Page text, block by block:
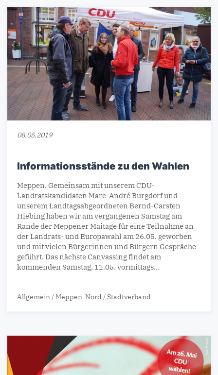
08.05.2019
Informationsstände zu den Wahlen
Meppen. Gemeinsam mit unserem CDU-
Landratskandidaten Marc-André Burgdorf und
unserem Landtagsabgeordneten Bernd-Carsten
Hiebing haben wir am vergangenen Samstag am
Rande der Meppener Maitage für eine Teilnahme an
der Landrats- und Europawahl am 26.05. geworben
und mit vielen Bürgerinnen und Bürgern Gespräche
geführt. Das nächste Canvassing findet am
kommenden Samstag, 11.05. vormittags…
Allgemein /Meppen-Nord /Stadtverband